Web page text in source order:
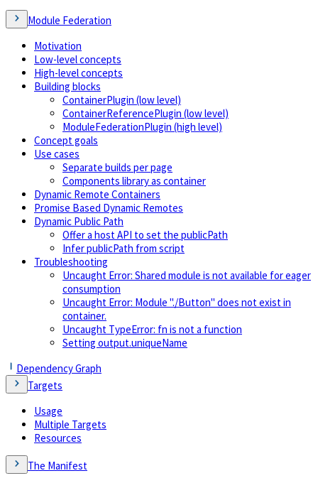
Module Federation
Motivation
Low-level concepts
High-level concepts
Building blocks
ContainerPlugin (low level)
ContainerReferencePlugin (low level)
ModuleFederationPlugin (high level)
Concept goals
Use cases
Separate builds per page
Components library as container
Dynamic Remote Containers
Promise Based Dynamic Remotes
Dynamic Public Path
Offer a host API to set the publicPath
Infer publicPath from script
Troubleshooting
Uncaught Error: Shared module is not available for eager
consumption
Uncaught Error: Module "./Button" does not exist in
container.
Uncaught TypeError: fn is not a function
Setting output.uniqueName
Dependency Graph
Targets
Usage
Multiple Targets
Resources
The Manifest